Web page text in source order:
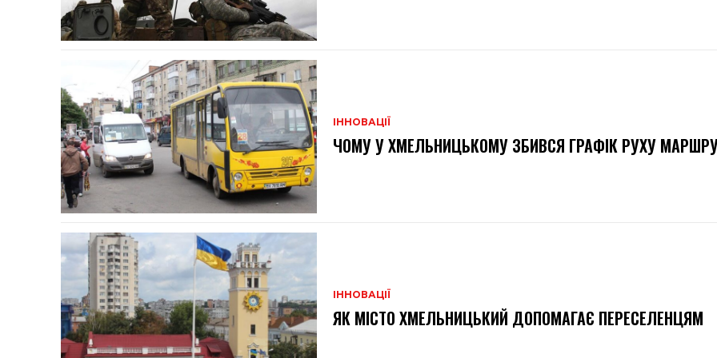
ІННОВАЦІЇ
ЧОМУ У ХМЕЛЬНИЦЬКОМУ ЗБИВСЯ ГРАФІК РУХУ
ІННОВАЦІЇ
ЯК МІСТО ХМЕЛЬНИЦЬКИЙ ДОПОМАГАЄ ПЕРЕСЕЛЕНЦЯМ